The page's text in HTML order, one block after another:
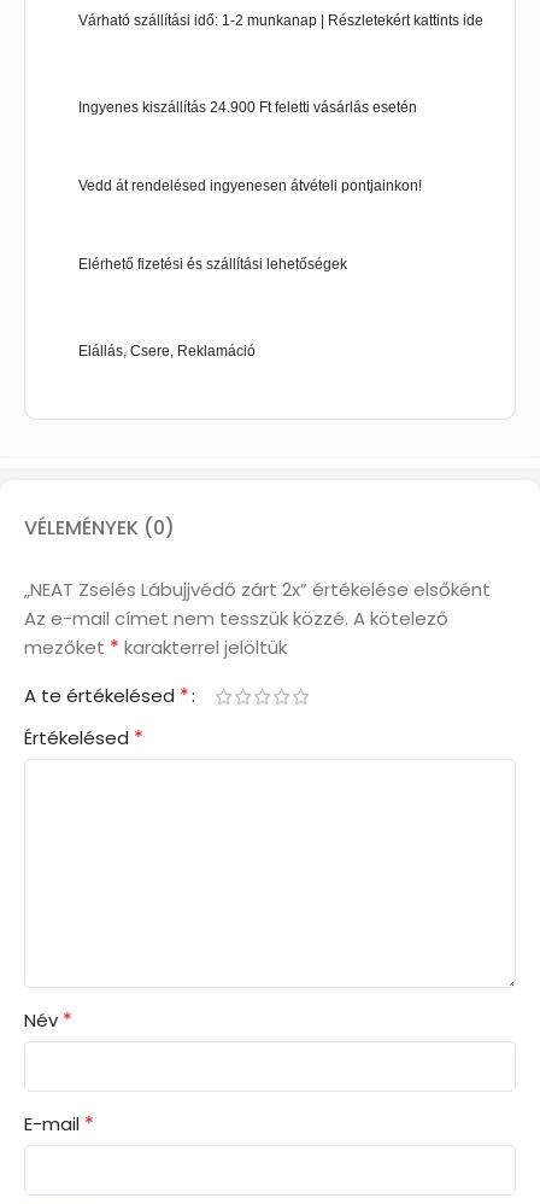
Várható szállítási idő: 1-2 munkanap | Részletekért kattints ide
Ingyenes kiszállítás 24.900 Ft feletti vásárlás esetén
Vedd át rendelésed ingyenesen átvételi pontjainkon!
Elérhető fizetési és szállítási lehetőségek
Elállás, Csere, Reklamáció
VÉLEMÉNYEK (0)
„NEAT Zselés Lábujjvédő zárt 2x” értékelése elsőként
Az e-mail címet nem tesszük közzé. A kötelező
mezőket * karakterrel jelöltük
A te értékelésed *
Értékelésed *
Név *
E-mail *